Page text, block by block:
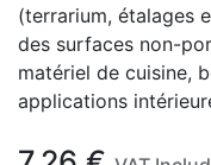
(terrarium, étalages
des surfaces non-
matériel de cuisine,
applications